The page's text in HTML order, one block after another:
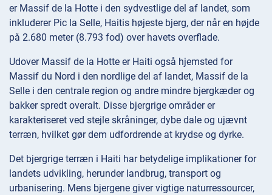
er Massif de la Hotte i den sydvestlige del af landet, som
inkluderer Pic la Selle, Haitis højeste bjerg, der når en højde
på 2.680 meter (8.793 fod) over havets overflade.
Udover Massif de la Hotte er Haiti også hjemsted for
Massif du Nord i den nordlige del af landet, Massif de la
Selle i den centrale region og andre mindre bjergkæder og
bakker spredt overalt. Disse bjergrige områder er
karakteriseret ved stejle skråninger, dybe dale og ujævnt
terræn, hvilket gør dem udfordrende at krydse og dyrke.
Det bjergrige terræn i Haiti har betydelige implikationer for
landets udvikling, herunder landbrug, transport og
urbanisering. Mens bjergene giver vigtige naturressourcer,